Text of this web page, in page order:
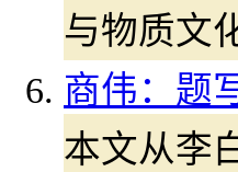
与物质文
商伟：题
本文从李